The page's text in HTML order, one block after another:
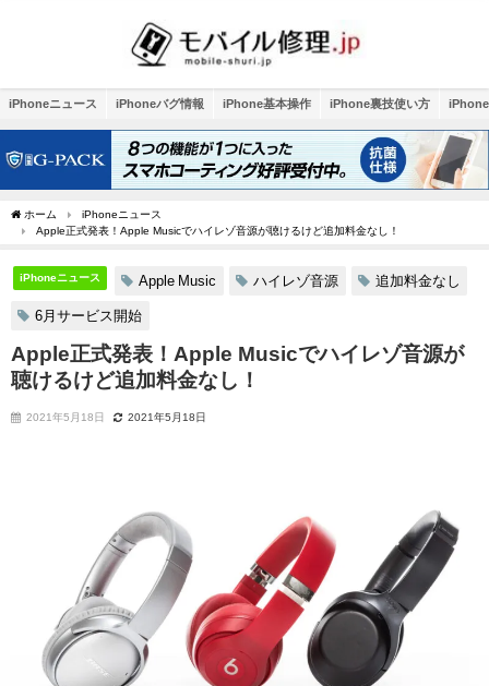
iPhoneニュース iPhoneバグ情報 iPhone基本操作 iPhone裏技使い方
ホーム
iPhoneニュース
Apple正式発表！Apple Musicでハイレゾ音源が聴けるけど追加料金なし！
iPhoneニュース Apple Music ハイレゾ音源 追加料金なし
6月サービス開始
Apple正式発表！Apple Musicでハイレゾ音源が
聴けるけど追加料金なし！
2021年5月18日 2021年5月18日